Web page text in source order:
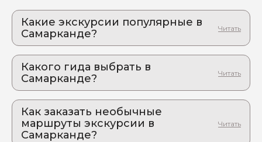
Какие экскурсии популярные в
Самарканде?
тайны империи Темуридов, тысяча
впечатлений и невероятно вкусный плов
Город, где сбываются мечты путешественников
2. Самарканд – лицо земного шара:
бирюзовые купола и золотые закаты
Тайны мавзолеев, шепот медресе, трагическая
любовь Биби-Ханум и другие истории власти и
Какого гида выбрать в
Самарканде?
2. Tokareva.M 932
3. Азиз.И 645
Как заказать необычные
маршруты экскурсии в
Самарканде?